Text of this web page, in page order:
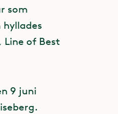
som
hyllades
Line of Best
9 juni